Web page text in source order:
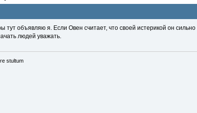
тут объявляю я. Если Овен считает, что своей истерикой он
людей уважать.
stultum